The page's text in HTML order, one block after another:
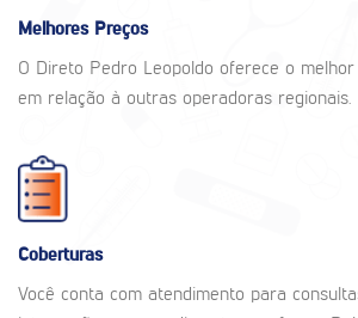
Melhores Preços
O Direto Pedro Leopoldo oferece o
em relação à outras operadoras regionais.
Coberturas
Você conta com atendimento para